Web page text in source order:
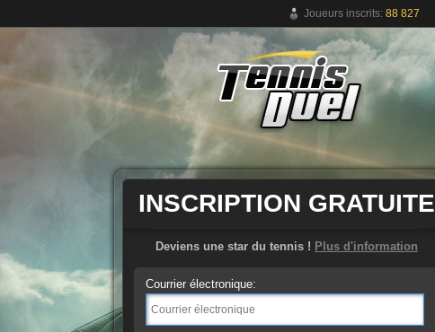
Joueurs inscrits: 88 827
INSCRIPTION GRATUITE
Deviens une star du tennis ! Plus d'information
Courrier électronique: